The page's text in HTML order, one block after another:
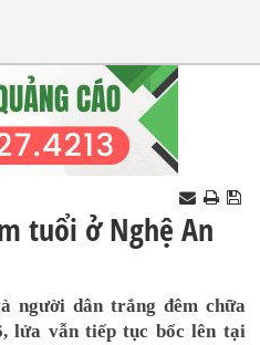
tuổi ở Nghệ An
người dân trắng đêm chữa
lửa vẫn tiếp tục bốc lên tại